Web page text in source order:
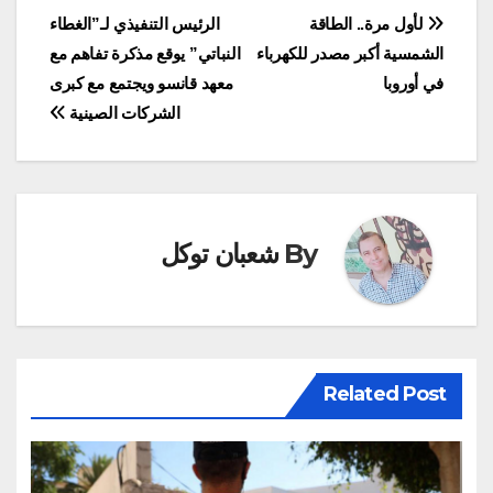
تصفّح
المقالات
الرئيس التنفيذي لـ”الغطاء
النباتي” يوقع مذكرة تفاهم مع
معهد قانسو ويجتمع مع كبرى
الشركات الصينية
لأول مرة.. الطاقة
الشمسية أكبر مصدر للكهرباء
في أوروبا
By شعبان توكل
Related Post